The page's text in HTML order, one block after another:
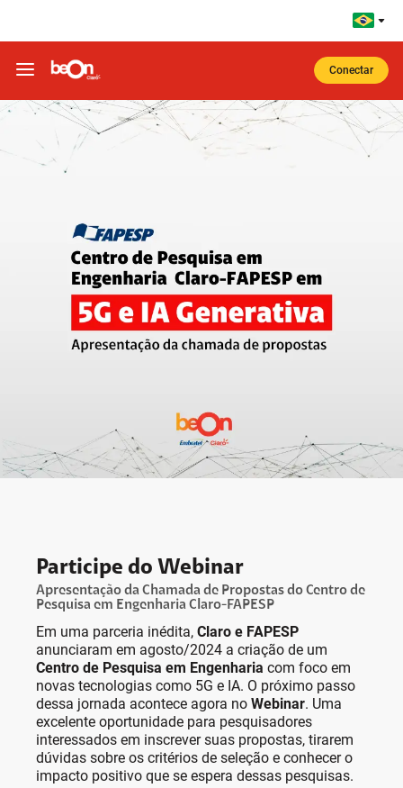
Ir para o Rodapé
Conectar
Notícias beOn Claro | 2024 - Webinar: Chamada de Propostas do Centro de Pesquisa Claro-FAPESP
Participe do Webinar
Apresentação da Chamada de Propostas do Centro de
Pesquisa em Engenharia Claro-FAPESP
Em uma parceria inédita, Claro e FAPESP
anunciaram em agosto/2024 a criação de um
Centro de Pesquisa em Engenharia com foco em
novas tecnologias como 5G e IA. O próximo passo
dessa jornada acontece agora no Webinar. Uma
excelente oportunidade para pesquisadores
interessados em inscrever suas propostas, tirarem
dúvidas sobre os critérios de seleção e conhecer o
impacto positivo que se espera dessas pesquisas.